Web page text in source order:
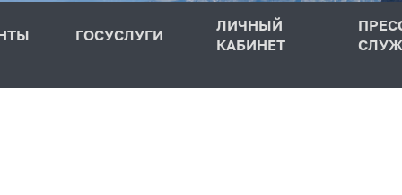
ГОСУСЛУГИ
ЛИЧНЫЙ
КАБИНЕТ